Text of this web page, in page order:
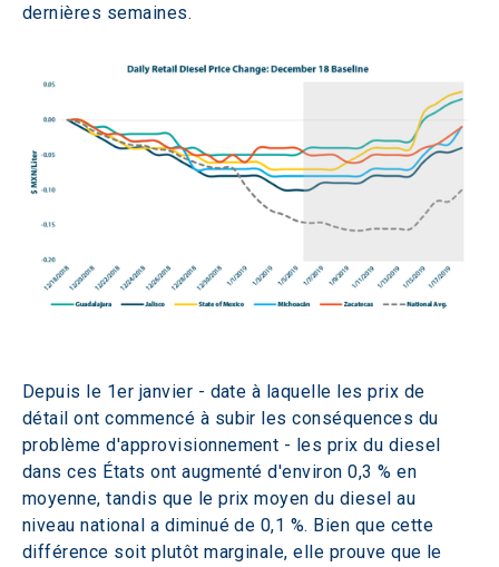
dernières semaines.
Depuis le 1er janvier - date à laquelle les prix de
détail ont commencé à subir les conséquences du
problème d'approvisionnement - les prix du diesel
dans ces États ont augmenté d'environ 0,3 % en
moyenne, tandis que le prix moyen du diesel au
niveau national a diminué de 0,1 %. Bien que cette
différence soit plutôt marginale, elle prouve que le